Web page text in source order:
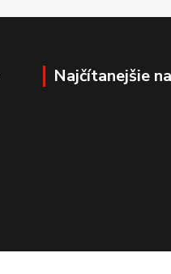
Najčítanejšie